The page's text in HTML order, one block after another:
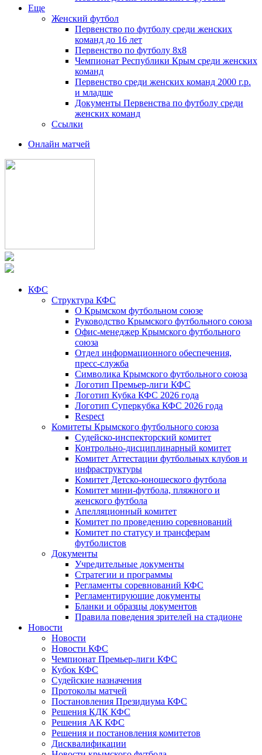
Еще
Женский футбол
Первенство по футболу среди женских
команд до 16 лет
Первенство по футболу 8х8
Чемпионат Республики Крым среди женских
команд
Первенство среди женских команд 2000 г.р.
и младше
Документы Первенства по футболу среди
женских команд
Ссылки
Онлайн матчей
КФС
Структура КФС
О Крымском футбольном союзе
Руководство Крымского футбольного союза
Офис-менеджер Крымского футбольного
союза
Отдел информационного обеспечения,
пресс-служба
Символика Крымского футбольного союза
Логотип Премьер-лиги КФС
Логотип Кубка КФС 2026 года
Логотип Суперкубка КФС 2026 года
Respect
Комитеты Крымского футбольного союза
Судейско-инспекторский комитет
Контрольно-дисциплинарный комитет
Комитет Аттестации футбольных клубов и
инфраструктуры
Комитет Детско-юношеского футбола
Комитет мини-футбола, пляжного и
женского футбола
Апелляционный комитет
Комитет по проведению соревнований
Комитет по статусу и трансферам
футболистов
Документы
Учредительные документы
Стратегии и программы
Регламенты соревнований КФС
Регламентирующие документы
Бланки и образцы документов
Правила поведения зрителей на стадионе
Новости
Новости
Новости КФС
Чемпионат Премьер-лиги КФС
Кубок КФС
Судейские назначения
Протоколы матчей
Постановления Президиума КФС
Решения КДК КФС
Решения АК КФС
Решения и постановления комитетов
Дисквалификации